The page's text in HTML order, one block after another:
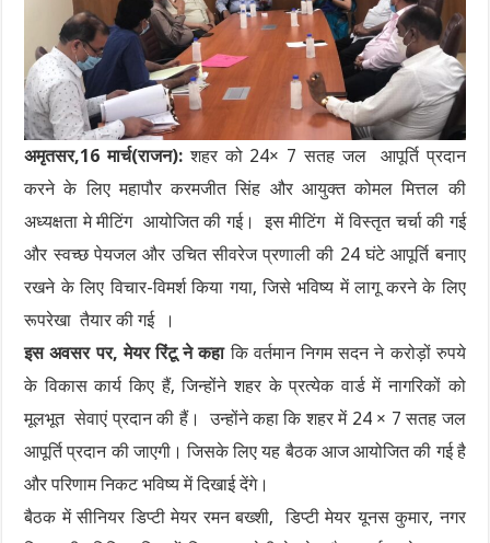
अमृतसर,16 मार्च(राजन): शहर को 24× 7 सतह जल आपूर्ति प्रदान
करने के लिए महापौर करमजीत सिंह और आयुक्त कोमल मित्तल की
अध्यक्षता मे मीटिंग आयोजित की गई। इस मीटिंग में विस्तृत चर्चा की गई
और स्वच्छ पेयजल और उचित सीवरेज प्रणाली की 24 घंटे आपूर्ति बनाए
रखने के लिए विचार-विमर्श किया गया, जिसे भविष्य में लागू करने के लिए
रूपरेखा तैयार की गई ।
इस अवसर पर, मेयर रिंटू ने कहाकि वर्तमान निगम सदन ने करोड़ों रुपये
के विकास कार्य किए हैं, जिन्होंने शहर के प्रत्येक वार्ड में नागरिकों को
मूलभूत सेवाएं प्रदान की हैं। उन्होंने कहा कि शहर में 24 × 7 सतह जल
आपूर्ति प्रदान की जाएगी। जिसके लिए यह बैठक आज आयोजित की गई है
और परिणाम निकट भविष्य में दिखाई देंगे।
बैठक में सीनियर डिप्टी मेयर रमन बख्शी, डिप्टी मेयर यूनस कुमार, नगर